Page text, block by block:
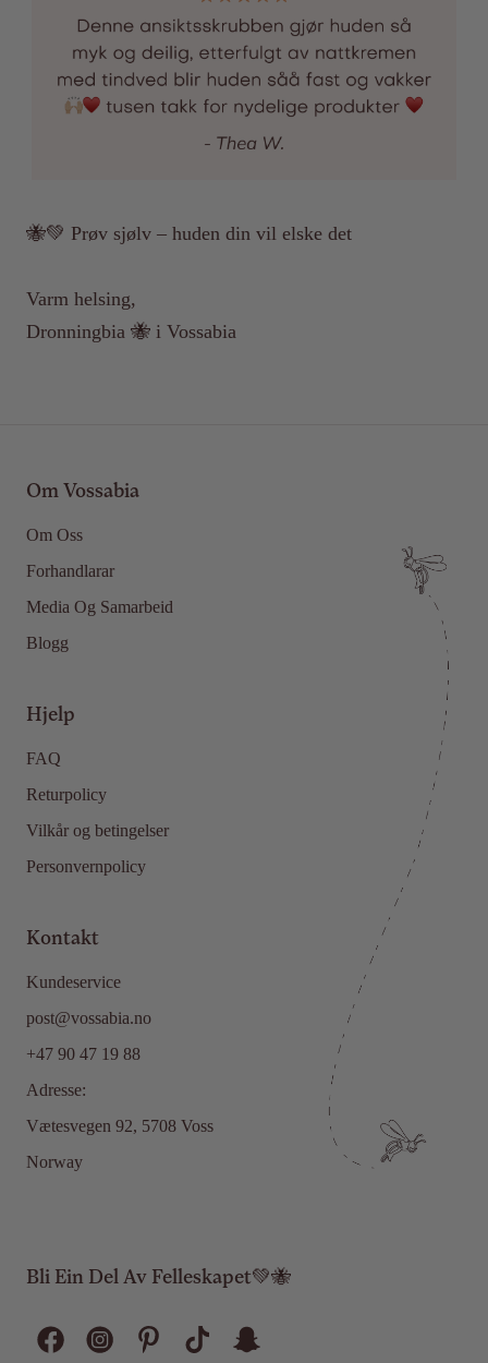
🐝💚 Prøv sjølv – huden din vil elske det
Varm helsing,
Dronningbia 🐝 i Vossabia
Om Vossabia
Om Oss
Forhandlarar
Media Og Samarbeid
Blogg
Hjelp
FAQ
Returpolicy
Vilkår og betingelser
Personvernpolicy
Kontakt
Kundeservice
post@vossabia.no
+47 90 47 19 88
Adresse:
Vætesvegen 92, 5708 Voss
Norway
Bli Ein Del Av Felleskapet💚🐝